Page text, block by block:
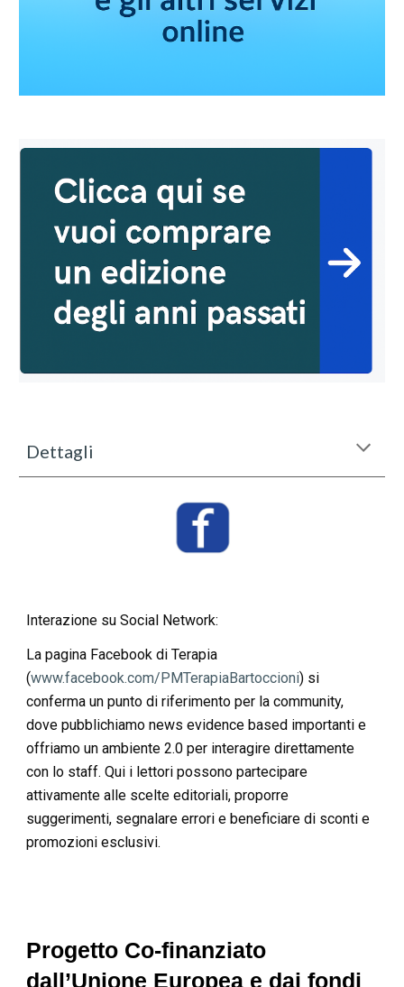
Dettagli
Interazione su Social Network:
La pagina Facebook di Terapia
(www.facebook.com/PMTerapiaBartoccioni) si
conferma un punto di riferimento per la community,
dove pubblichiamo news evidence based importanti e
offriamo un ambiente 2.0 per interagire direttamente
con lo staff. Qui i lettori possono partecipare
attivamente alle scelte editoriali, proporre
suggerimenti, segnalare errori e beneficiare di sconti e
promozioni esclusivi.
Progetto Co-finanziato
dall’Unione Europea e dai fondi